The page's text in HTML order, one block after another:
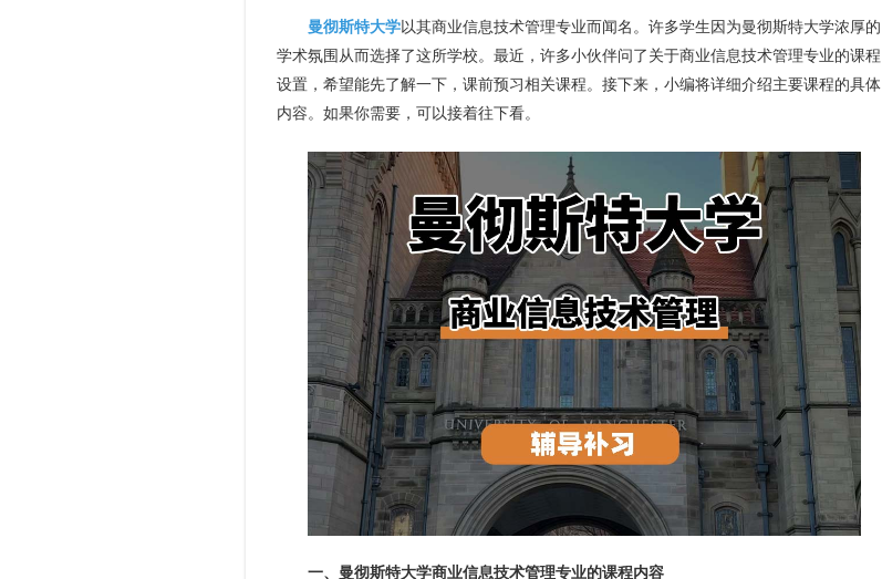
曼彻斯特大学以其商业信息技术管理专业而闻名。许多学生因为曼彻斯特大学浓厚的
学术氛围从而选择了这所学校。最近，许多小伙伴问了关于商业信息技术管理专业的课程
设置，希望能先了解一下，课前预习相关课程。接下来，小编将详细介绍主要课程的具体
内容。如果你需要，可以接着往下看。
一、曼彻斯特大学商业信息技术管理专业的课程内容